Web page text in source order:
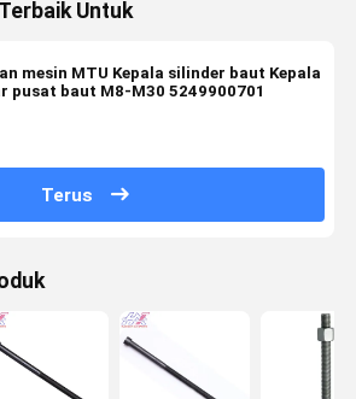
Untuk
mesin MTU Kepala silinder baut Kepala
pusat baut M8-M30 5249900701
Terus